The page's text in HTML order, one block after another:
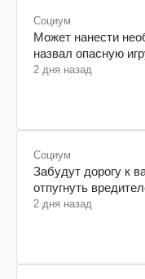
Социум
Может нанести
назвал опасную
2 дня назад
Социум
Забудут дорогу к
отпугнуть
2 дня назад